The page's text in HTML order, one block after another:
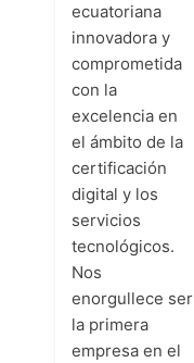
ecuatoriana
innovadora y
comprometida
con la
excelencia en
el ámbito de la
certificación
digital y los
servicios
tecnológicos.
Nos
enorgullece ser
la primera
empresa en el